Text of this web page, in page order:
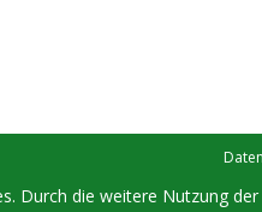
die weitere Nutzung